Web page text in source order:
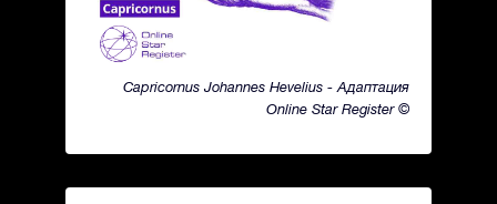
Capricornus Johannes Hevelius - Адаптация
Online Star Register ©